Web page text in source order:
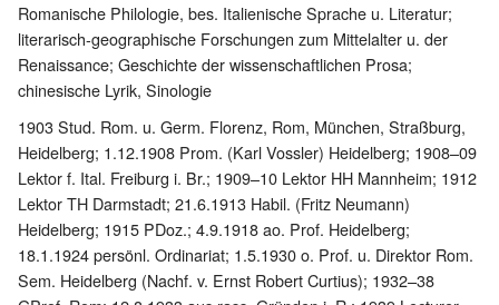
Romanische Philologie, bes. Italienische Sprache u. Literatur;
literarisch-geographische Forschungen zum Mittelalter u. der
Renaissance; Geschichte der wissenschaftlichen Prosa;
chinesische Lyrik, Sinologie
1903 Stud. Rom. u. Germ. Florenz, Rom, München, Straßburg,
Heidelberg; 1.12.1908 Prom. (Karl Vossler) Heidelberg; 1908–09
Lektor f. Ital. Freiburg i. Br.; 1909–10 Lektor HH Mannheim; 1912
Lektor TH Darmstadt; 21.6.1913 Habil. (Fritz Neumann)
Heidelberg; 1915 PDoz.; 4.9.1918 ao. Prof. Heidelberg;
18.1.1924 persönl. Ordinariat; 1.5.1930 o. Prof. u. Direktor Rom.
Sem. Heidelberg (Nachf. v. Ernst Robert Curtius); 1932–38